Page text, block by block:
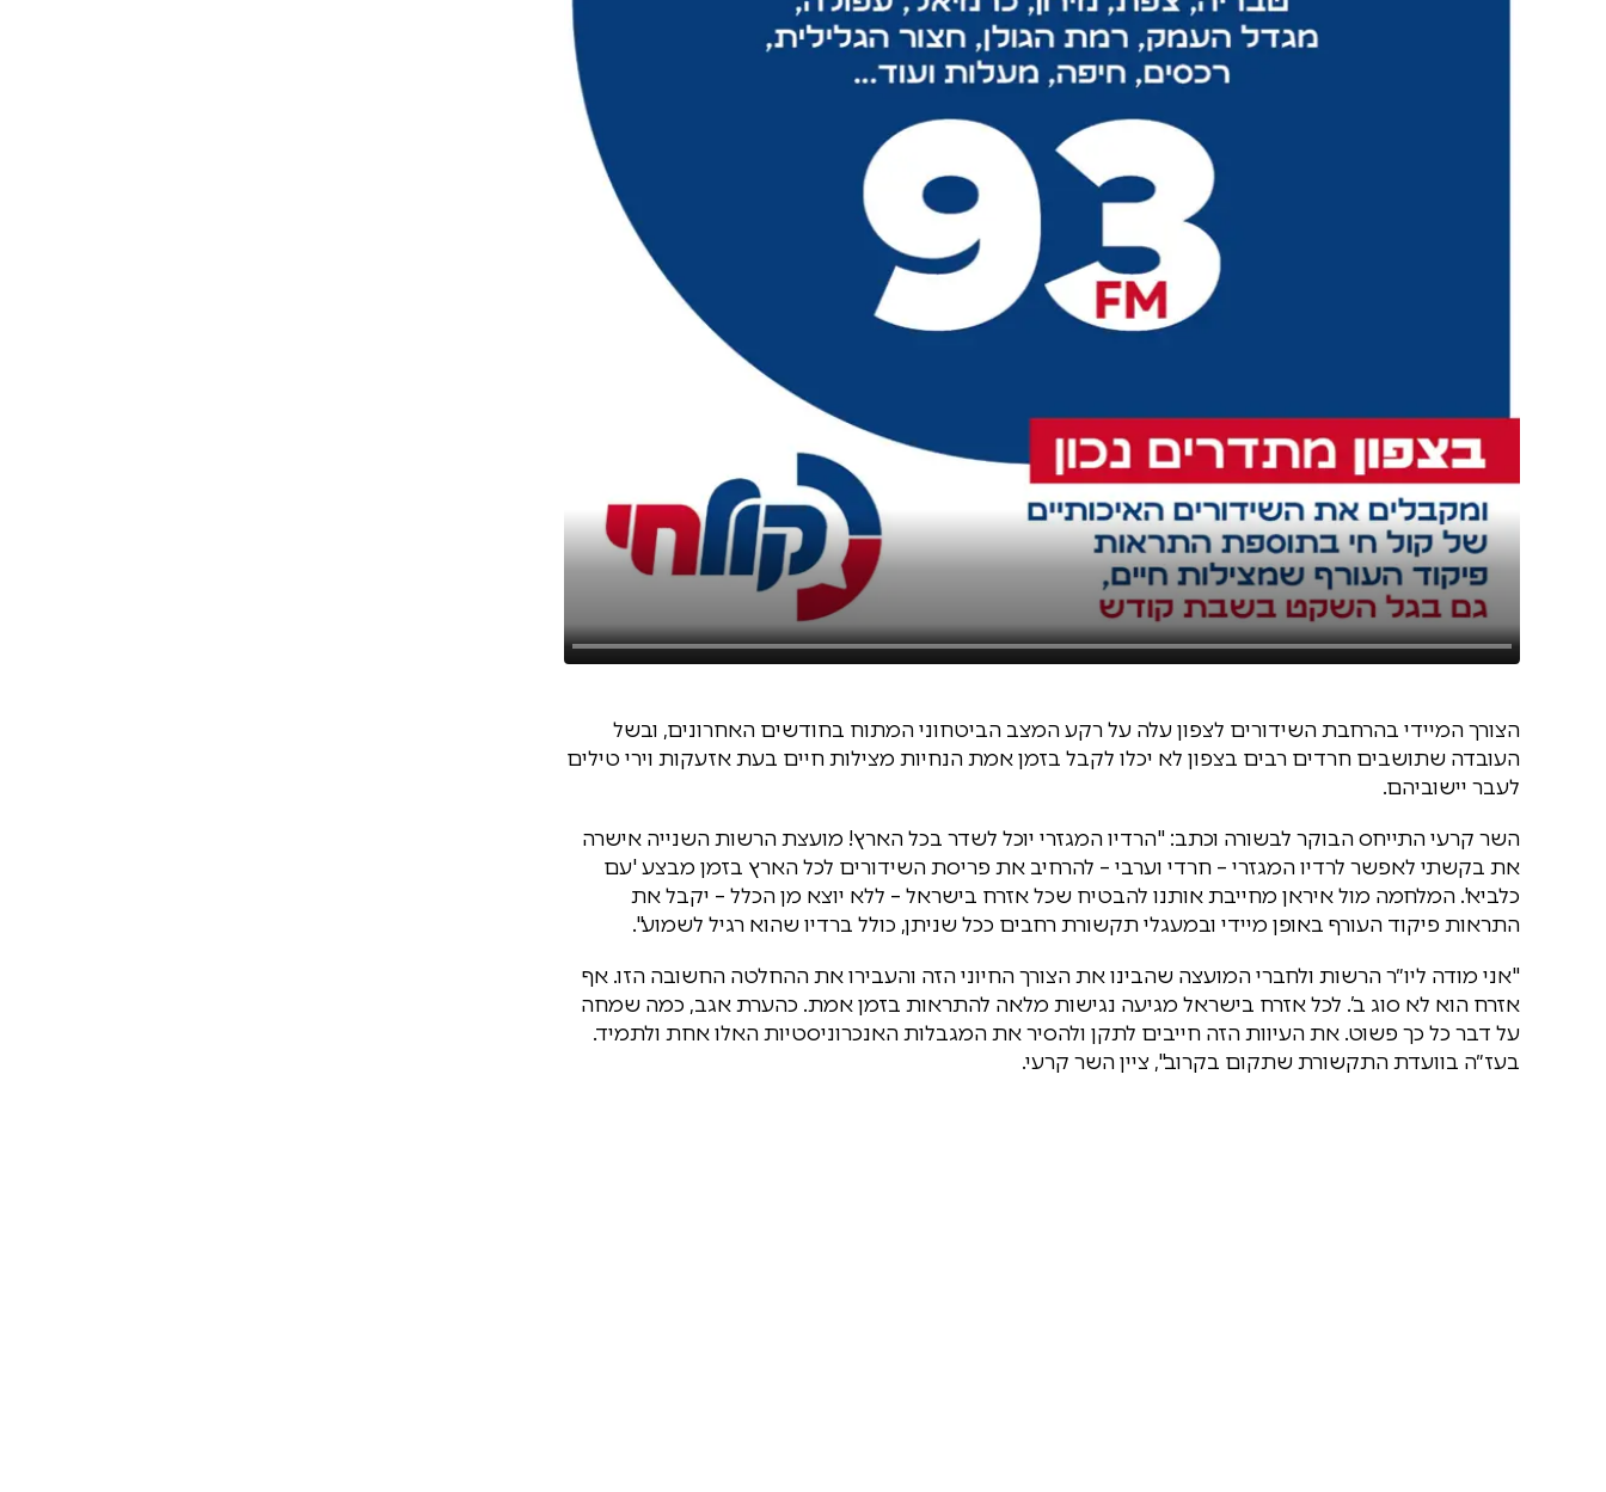
הצורך המיידי בהרחבת השידורים לצפון עלה על רקע המצב הביטחוני המתוח בחודשים האחרונים, ובשל
העובדה שתושבים חרדים רבים בצפון לא יכלו לקבל בזמן אמת הנחיות מצילות חיים בעת אזעקות וירי טילים
לעבר יישוביהם.
השר קרעי התייחס הבוקר לבשורה וכתב: "הרדיו המגזרי יוכל לשדר בכל הארץ! מועצת הרשות השנייה אישרה
את בקשתי לאפשר לרדיו המגזרי – חרדי וערבי – להרחיב את פריסת השידורים לכל הארץ בזמן מבצע 'עם
כלביא'. המלחמה מול איראן מחייבת אותנו להבטיח שכל אזרח בישראל – ללא יוצא מן הכלל – יקבל את
התראות פיקוד העורף באופן מיידי ובמעגלי תקשורת רחבים ככל שניתן, כולל ברדיו שהוא רגיל לשמוע".
"אני מודה ליו״ר הרשות ולחברי המועצה שהבינו את הצורך החיוני הזה והעבירו את ההחלטה החשובה הזו. אף
אזרח הוא לא סוג ב’. לכל אזרח בישראל מגיעה נגישות מלאה להתראות בזמן אמת. כהערת אגב, כמה שמחה
על דבר כל כך פשוט. את העיוות הזה חייבים לתקן ולהסיר את המגבלות האנכרוניסטיות האלו אחת ולתמיד.
בעז״ה בוועדת התקשורת שתקום בקרוב", ציין השר קרעי.